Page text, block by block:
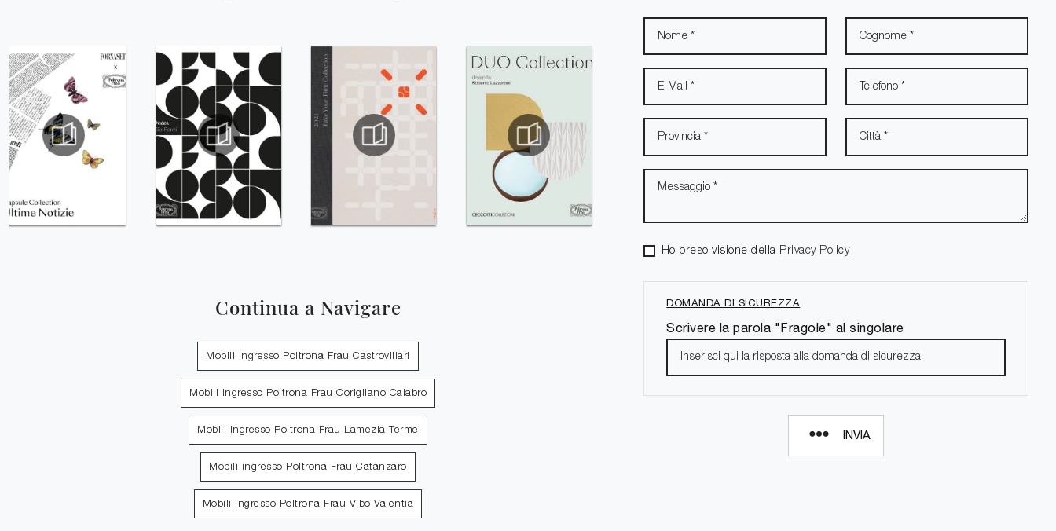
Continua a Navigare
Mobili ingresso Poltrona Frau Castrovillari
Mobili ingresso Poltrona Frau Corigliano Calabro
Mobili ingresso Poltrona Frau Lamezia Terme
Mobili ingresso Poltrona Frau Catanzaro
Mobili ingresso Poltrona Frau Vibo Valentia
Ho preso visione della Privacy Policy
DOMANDA DI SICUREZZA
Scrivere la parola "Fragole" al singolare
INVIA